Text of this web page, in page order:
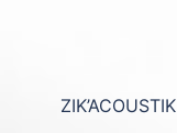
ZIK’ACOUSTIK